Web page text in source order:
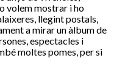
volem mostrar i ho
llegint postals,
a mirar un àlbum de
espectacles i
moltes pomes, per si